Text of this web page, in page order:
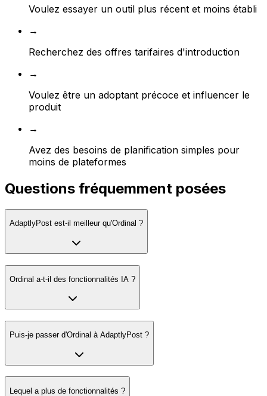
Voulez essayer un outil plus récent et moins établi
→
Recherchez des offres tarifaires d'introduction
→
Voulez être un adoptant précoce et influencer le
produit
→
Avez des besoins de planification simples pour
moins de plateformes
Questions fréquemment posées
AdaptlyPost est-il meilleur qu'Ordinal ?
Ordinal a-t-il des fonctionnalités IA ?
Puis-je passer d'Ordinal à AdaptlyPost ?
Lequel a plus de fonctionnalités ?